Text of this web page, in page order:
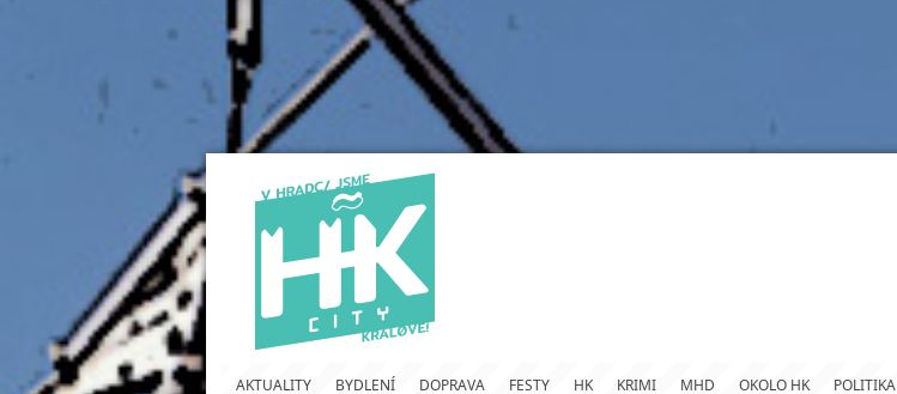
AKTUALITY BYDLENÍ DOPRAVA FESTY HK KRIMI MHD OKOLO HK POLITIKA